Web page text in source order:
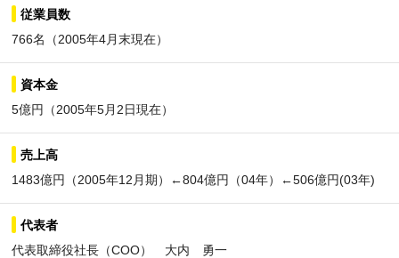
従業員数
766名（2005年4月末現在）
資本金
5億円（2005年5月2日現在）
売上高
1483億円（2005年12月期）←804億円（04年）←506億円(03年)
代表者
代表取締役社長（COO） 大内 勇一